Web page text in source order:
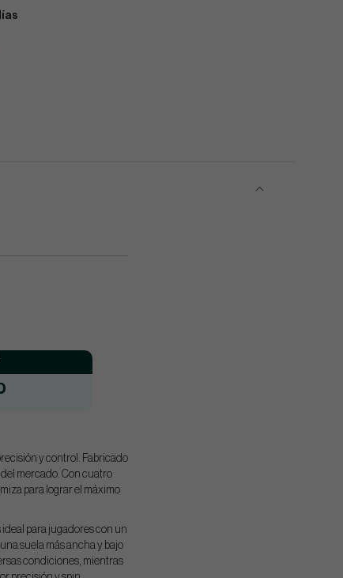
y control. Fabricado
mercado. Con cuatro
para lograr el máximo
ideal para jugadores con un
suela más ancha y bajo
condiciones, mientras